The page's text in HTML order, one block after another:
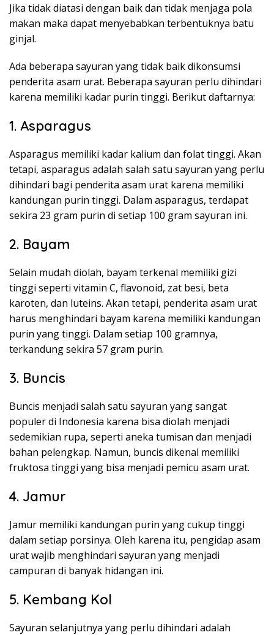
Jika tidak diatasi dengan baik dan tidak menjaga pola
makan maka dapat menyebabkan terbentuknya batu
ginjal.
Ada beberapa sayuran yang tidak baik dikonsumsi
penderita asam urat. Beberapa sayuran perlu dihindari
karena memiliki kadar purin tinggi. Berikut daftarnya:
1. Asparagus
Asparagus memiliki kadar kalium dan folat tinggi. Akan
tetapi, asparagus adalah salah satu sayuran yang perlu
dihindari bagi penderita asam urat karena memiliki
kandungan purin tinggi. Dalam asparagus, terdapat
sekira 23 gram purin di setiap 100 gram sayuran ini.
2. Bayam
Selain mudah diolah, bayam terkenal memiliki gizi
tinggi seperti vitamin C, flavonoid, zat besi, beta
karoten, dan luteins. Akan tetapi, penderita asam urat
harus menghindari bayam karena memiliki kandungan
purin yang tinggi. Dalam setiap 100 gramnya,
terkandung sekira 57 gram purin.
3. Buncis
Buncis menjadi salah satu sayuran yang sangat
populer di Indonesia karena bisa diolah menjadi
sedemikian rupa, seperti aneka tumisan dan menjadi
bahan pelengkap. Namun, buncis dikenal memiliki
fruktosa tinggi yang bisa menjadi pemicu asam urat.
4. Jamur
Jamur memiliki kandungan purin yang cukup tinggi
dalam setiap porsinya. Oleh karena itu, pengidap asam
urat wajib menghindari sayuran yang menjadi
campuran di banyak hidangan ini.
5. Kembang Kol
Sayuran selanjutnya yang perlu dihindari adalah